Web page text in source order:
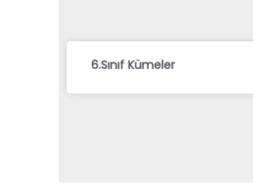
6.Sınıf Kümeler